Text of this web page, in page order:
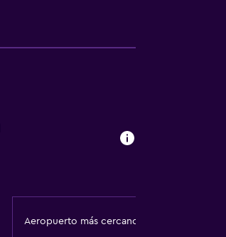
Aeropuerto más cercano